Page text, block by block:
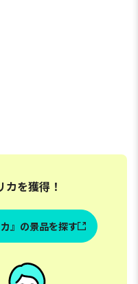
を獲得！
』の景品を探す